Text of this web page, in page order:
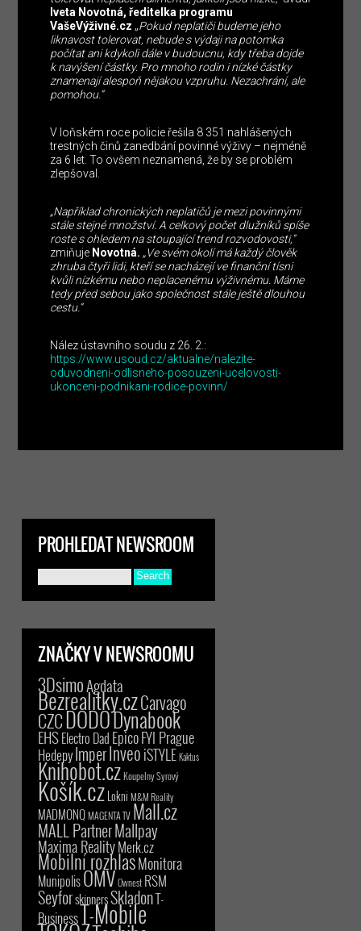
Iveta Novotná, ředitelka programu
VašeVýživné.cz „Pokud neplatiči budeme jeho
liknavost tolerovat, nebude s výdaji na potomka
počítat ani kdykoli dále v budoucnu, kdy třeba dojde
k navýšení částky. Pro mnoho rodin i nízké částky
znamenají alespoň nějakou vzpruhu. Nezachrání, ale
pomohou.“
V loňském roce policie řešila 8 351 nahlášených
trestných činů zanedbání povinné výživy – nejméně
za 6 let. To ovšem neznamená, že by se problém
zlepšoval.
„Například chronických neplatičů je mezi povinnými
stále stejné množství. A celkový počet dlužníků spíše
roste s ohledem na stoupající trend rozvodovosti,“
zmiňuje Novotná. „Ve svém okolí má každý člověk
zhruba čtyři lidi, kteří se nacházejí ve finanční tísni
kvůli nízkému nebo neplacenému výživnému. Máme
tedy před sebou jako společnost stále ještě dlouhou
cestu.“
Nález ústavního soudu z 26. 2.:
https://www.usoud.cz/aktualne/nalezite-
oduvodneni-odlisneho-posouzeni-ucelovosti-
ukonceni-podnikani-rodice-povinn/
PROHLEDAT NEWSROOM
ZNAČKY V NEWSROOMU
3DsimoAgdata
Bezrealitky.czCarvago
CZCDODODynabook
EHSElectro Dad EpicoFYI Prague
HedepyImperInveoiSTYLE Kaktus
Knihobot.czKoupelny Syrový
Košík.czLokni M&M Reality
MADMONQMAGENTA TV Mall.cz
MALL PartnerMallpay
Maxima RealityMerk.cz
Mobilní rozhlasMonitora
MunipolisOMVOwnest RSM
SeyforskinnersSkladonT-
BusinessT-Mobile